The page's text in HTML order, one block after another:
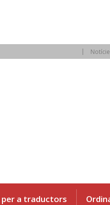
per a traductors